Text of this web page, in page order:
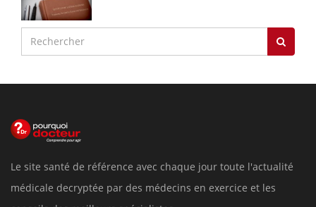
Le site santé de référence avec chaque jour toute l'actualité
médicale decryptée par des médecins en exercice et les